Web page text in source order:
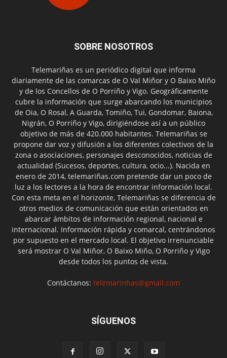
SOBRE NOSOTROS
Telemariñas es un periódico digital que informa
diariamente de las comarcas de O Val Miñor y O Baixo Miño
y de los Concellos de O Porriño y Vigo. Geográficamente
cubre la información que surge abarcando los municipios
de Oia, O Rosal, A Guarda, Tomiño, Tui, Gondomar, Baiona,
Nigrán, O Porriño y Vigo, dirigiéndose así a un público
objetivo de más de 420.000 habitantes. Telemariñas se
propone dar voz y difusión a los diferentes colectivos de la
zona o asociaciones, personajes desconocidos, noticias de
actualidad (Sucesos, deportes, cultura, ocio...). Nacida en
enero de 2014, telemariñas.com pretende dar un poco de
luz a los lectores a la hora de encontrar información local.
Con esta meta en el horizonte, Telemariñas se diferencia de
otros medios de comunicación que están orientados en
abarcar ámbitos de información regional, nacional e
internacional. Información rápida y comarcal, centrándonos
por supuesto en el mercado local. El objetivo irrenunciable
será mostrar O Val Miñor, O Baixo Miño, O Porriño y Vigo
desde todos los puntos de vista.
Contáctanos: telemarinhas@gmail.com
SÍGUENOS